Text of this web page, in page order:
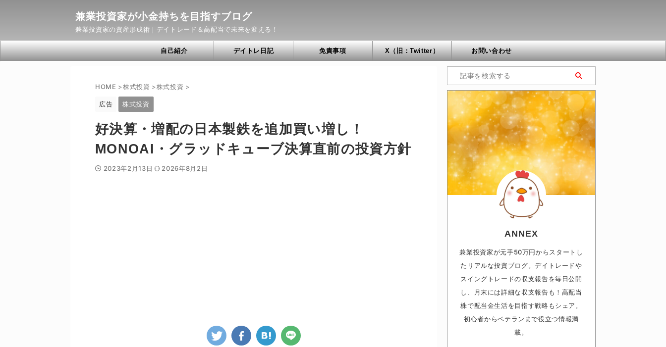
兼業投資家が小金持ちを目指すブログ
兼業投資家の資産形成術｜デイトレード＆高配当で未来を変える！
自己紹介 デイトレ日記 免責事項 X（旧：Twitter） お問い合わせ
HOME >株式投資 >株式投資 >
広告 株式投資
好決算・増配の日本製鉄を追加買い増し！
MONOAI・グラッドキューブ決算直前の投資方針
2023年2月13日 2026年8月2日
ANNEX
兼業投資家が元手50万円からスタートし
たリアルな投資ブログ。デイトレードや
スイングトレードの収支報告を毎日公開
し、月末には詳細な収支報告も！高配当
株で配当金生活を目指す戦略もシェア。
初心者からベテランまで役立つ情報満
載。